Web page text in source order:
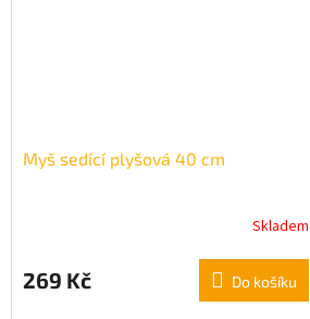
Myš sedící plyšová 40 cm
Skladem
269 Kč Do košíku